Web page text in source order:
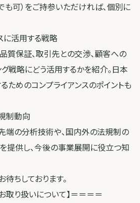
可）をご持参いただければ、個別に
に活用する戦略
質保証、取引先との交渉、顧客への
戦略にどう活用するかを紹介。日本
ためのコンプライアンスのポイントも
制動向
端の分析技術や、国内外の法規制の
提供し、今後の事業展開に役立つ知
ちしております。
取り扱いについて】＝＝＝＝